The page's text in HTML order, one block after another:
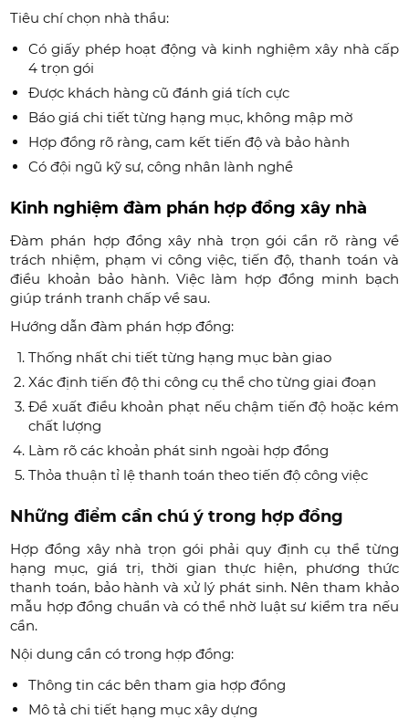
Tiêu chí chọn nhà thầu:
Có giấy phép hoạt động và kinh nghiệm xây nhà cấp
4 trọn gói
Được khách hàng cũ đánh giá tích cực
Báo giá chi tiết từng hạng mục, không mập mờ
Hợp đồng rõ ràng, cam kết tiến độ và bảo hành
Có đội ngũ kỹ sư, công nhân lành nghề
Kinh nghiệm đàm phán hợp đồng xây nhà
Đàm phán hợp đồng xây nhà trọn gói cần rõ ràng về
trách nhiệm, phạm vi công việc, tiến độ, thanh toán và
điều khoản bảo hành. Việc làm hợp đồng minh bạch
giúp tránh tranh chấp về sau.
Hướng dẫn đàm phán hợp đồng:
Thống nhất chi tiết từng hạng mục bàn giao
Xác định tiến độ thi công cụ thể cho từng giai đoạn
Đề xuất điều khoản phạt nếu chậm tiến độ hoặc kém
chất lượng
Làm rõ các khoản phát sinh ngoài hợp đồng
Thỏa thuận tỉ lệ thanh toán theo tiến độ công việc
Những điểm cần chú ý trong hợp đồng
Hợp đồng xây nhà trọn gói phải quy định cụ thể từng
hạng mục, giá trị, thời gian thực hiện, phương thức
thanh toán, bảo hành và xử lý phát sinh. Nên tham khảo
mẫu hợp đồng chuẩn và có thể nhờ luật sư kiểm tra nếu
cần.
Nội dung cần có trong hợp đồng:
Thông tin các bên tham gia hợp đồng
Mô tả chi tiết hạng mục xây dựng